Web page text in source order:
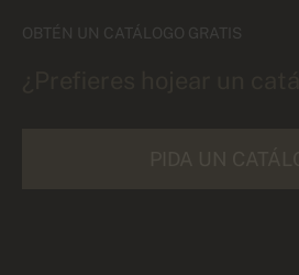
OBTÉN UN CATÁLOGO GRATIS